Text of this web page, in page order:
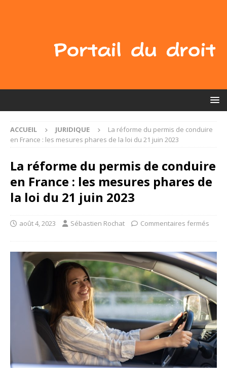
ACCUEIL JURIDIQUE
La réforme du permis de conduire
en France : les mesures phares de la loi du 21 juin 2023
La réforme du permis de conduire
en France : les mesures phares de
la loi du 21 juin 2023
août 4, 2023 Sébastien Rochat Commentaires fermés